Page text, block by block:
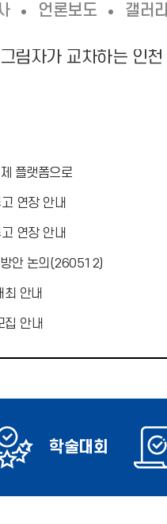
림자가 교차하는 인천
플랫폼으로
연장 안내
연장 안내
방안 논의(260512)
안내
집 안내
언론보도 갤러리
학술대회